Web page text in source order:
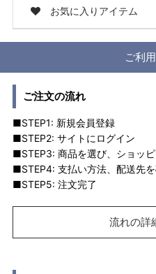
お気に入りアイテム
ご利
ご注文の流れ
■STEP1: 新規会員登録
■STEP2: サイトにログイン
■STEP3: 商品を選び、ショッ
■STEP4: 支払い方法、配送先
■STEP5: 注文完了
流れの詳